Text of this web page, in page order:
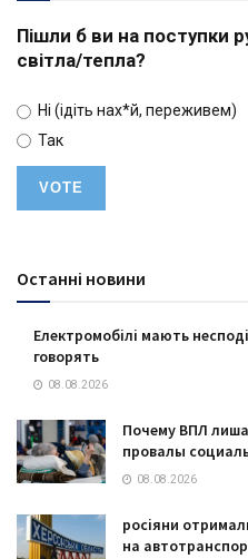
Пішли б ви на поступки
світла/тепла?
Ні (ідіть нах*й, переживем)
Так
Останні новини
Електромобілі мають
говорять
08.08.2026
Почему ВПЛ
провалы
08.08.2026
росіяни
на